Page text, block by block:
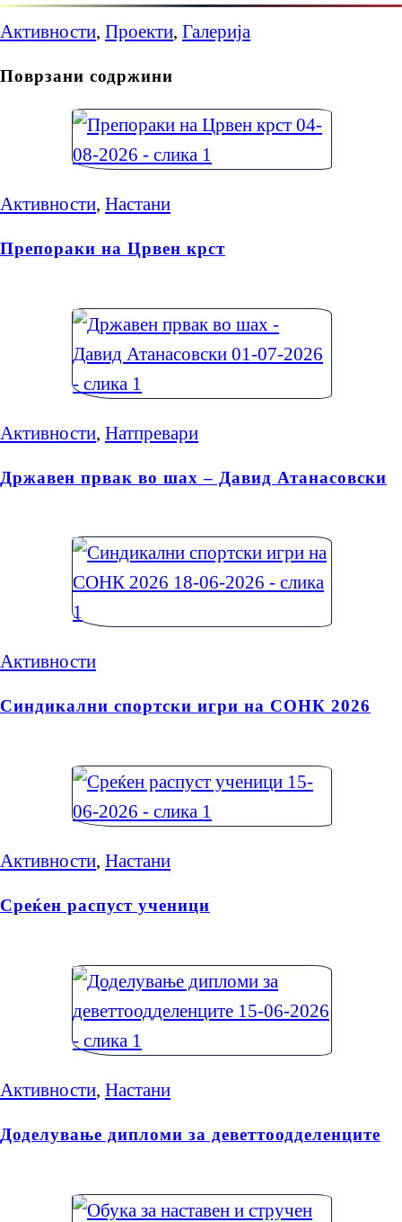
Активности, Проекти, Галерија
Поврзани содржини
Активности, Настани
Препораки на Црвен крст
Активности Натпревари
Државен првак во шах – Давид Атанасовски
Активности
Синдикални спортски игри на СОНК 2026
Активности, Настани
Среќен распуст ученици
Активности, Настани
Доделување дипломи за деветтоодделенците